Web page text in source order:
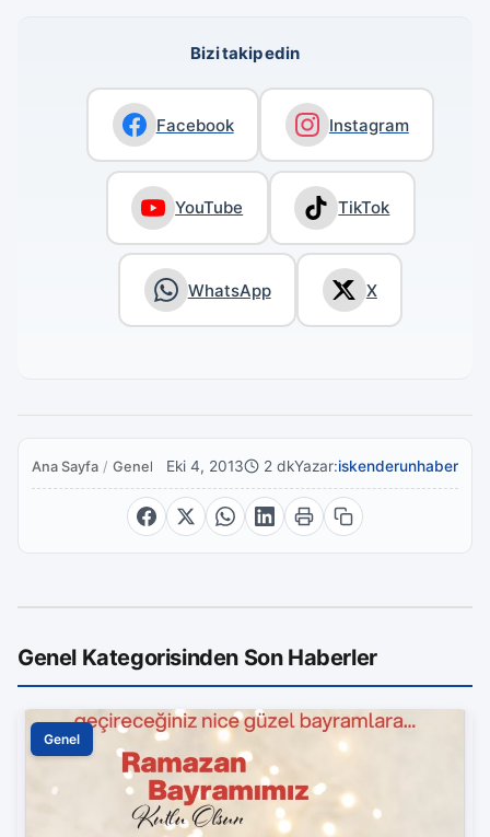
Bizi takip edin
Facebook Instagram
YouTube TikTok
WhatsApp X
Ana Sayfa / Genel Eki 4, 2013 2 dkYazar:iskenderunhaber
Genel Kategorisinden Son Haberler
Genel